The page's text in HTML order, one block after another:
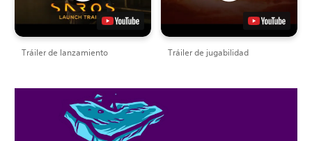
Tráiler de lanzamiento Tráiler de jugabilidad